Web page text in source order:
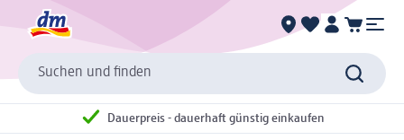
Suchen und finden
Dauerpreis - dauerhaft günstig einkaufen